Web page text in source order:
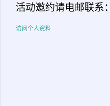
活动邀约请电邮联系：
访问个人资料